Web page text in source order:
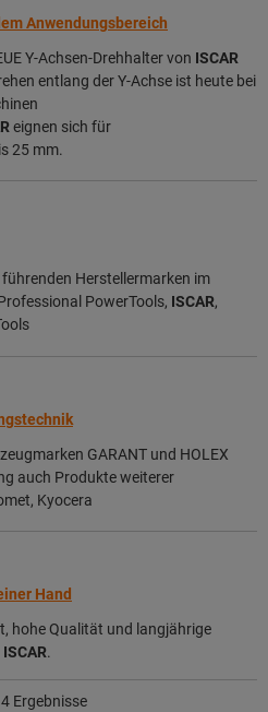
Anwendungsbereich
Y-Achsen-Drehhalter von ISCAR
entlang der Y-Achse ist heute bei
eignen sich für
25 mm.
Herstellermarken im
PowerTools, ISCAR,
GARANT und HOLEX
auch Produkte weiterer
Kyocera
Hand
hohe Qualität und langjährige
ISCAR.
Ergebnisse